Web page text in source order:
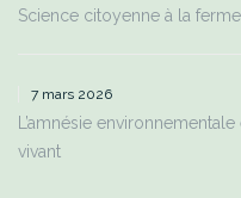
Science citoyenne à la
7 mars 2026
L’amnésie
vivant